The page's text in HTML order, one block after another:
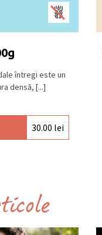
întregi este un
densă, [...]
30.00 lei